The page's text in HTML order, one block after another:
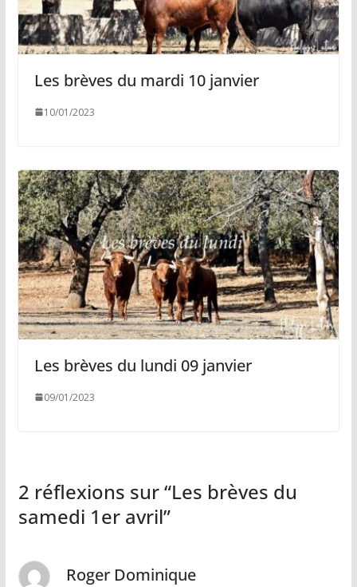
Les brèves du mardi 10 janvier
10/01/2023
Les brèves du lundi 09 janvier
09/01/2023
2 réflexions sur “Les brèves du
samedi 1er avril”
Roger Dominique